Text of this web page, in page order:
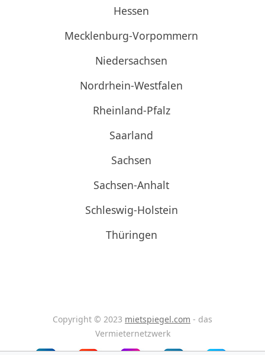
Hessen
Mecklenburg-Vorpommern
Niedersachsen
Nordrhein-Westfalen
Rheinland-Pfalz
Saarland
Sachsen
Sachsen-Anhalt
Schleswig-Holstein
Thüringen
Copyright © 2023 mietspiegel.com - das
Vermieternetzwerk